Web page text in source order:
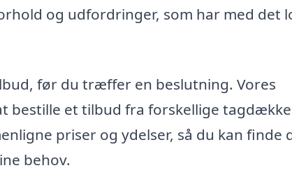
og udfordringer, som har med det
før du træffer en beslutning. Vores
bestille et tilbud fra forskellige
priser og ydelser, så du kan finde
behov.